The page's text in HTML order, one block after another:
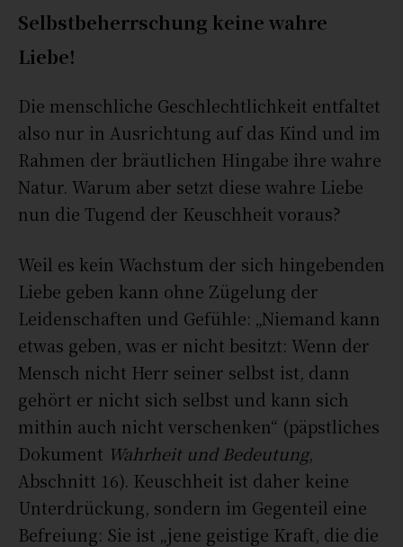
Selbstbeherrschung keine wahre
Liebe!
Die menschliche Geschlechtlichkeit entfaltet
also nur in Ausrichtung auf das Kind und im
Rahmen der bräutlichen Hingabe ihre wahre
Natur. Warum aber setzt diese wahre Liebe
nun die Tugend der Keuschheit voraus?
Weil es kein Wachstum der sich hingebenden
Liebe geben kann ohne Zügelung der
Leidenschaften und Gefühle: „Niemand kann
etwas geben, was er nicht besitzt: Wenn der
Mensch nicht Herr seiner selbst ist, dann
gehört er nicht sich selbst und kann sich
mithin auch nicht verschenken“ (päpstliches
Dokument Wahrheit und Bedeutung,
Abschnitt 16). Keuschheit ist daher keine
Unterdrückung, sondern im Gegenteil eine
Befreiung: Sie ist „jene geistige Kraft, die die